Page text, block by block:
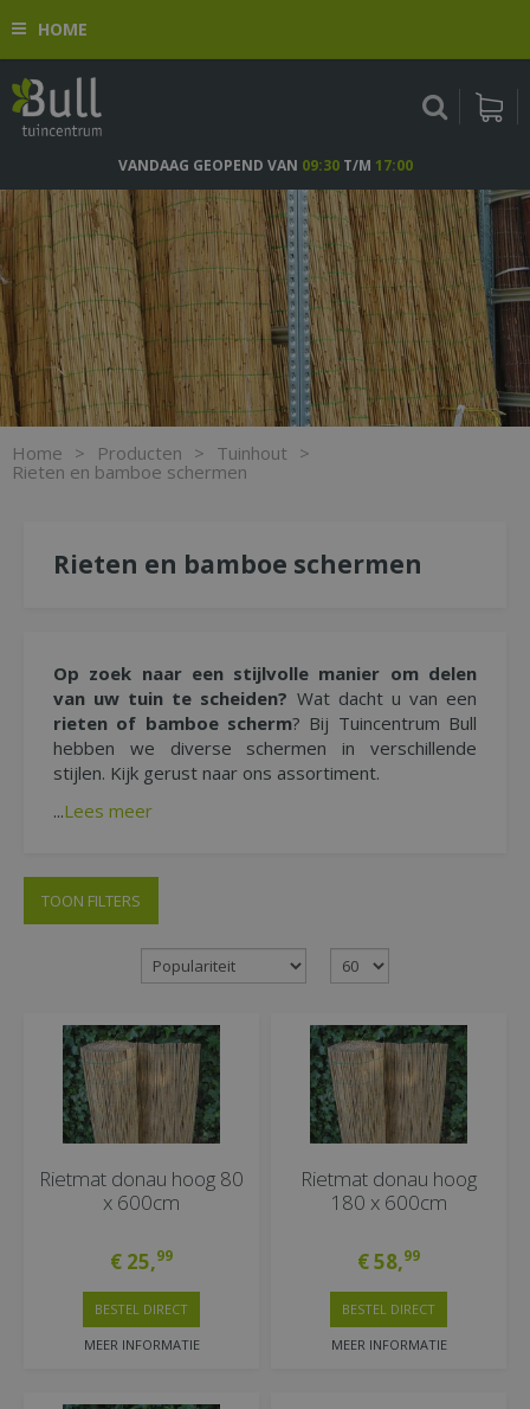
n
o
n
e
n
t
HOME
Home > Producten > Tuinhout >
Rieten en bamboe schermen
VANDAAG GEOPEND VAN 09:30T/M 17:00
Rieten en bamboe schermen
Op zoek naar een stijlvolle manier om delen
van uw tuin te scheiden? Wat dacht u van een
rieten of bamboe scherm? Bij Tuincentrum Bull
hebben we diverse schermen in verschillende
stijlen. Kijk gerust naar ons assortiment.
...Lees meer
TOON FILTERS
Rietmat donau hoog 80
x 600cm
€ 25,99
MEER INFORMATIE
BESTEL DIRECT
Rietmat donau hoog
180 x 600cm
€58,99
MEER INFORMATIE
BESTEL DIRECT